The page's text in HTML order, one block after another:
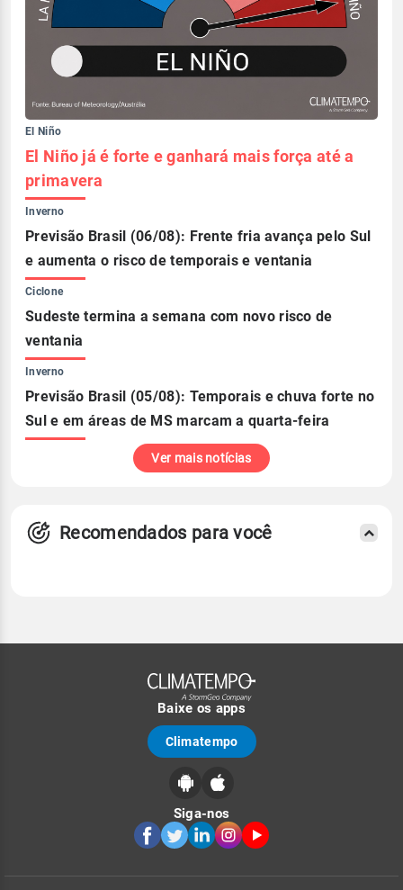
El Niño
El Niño já é forte e ganhará mais força até a
primavera
Inverno
Previsão Brasil (06/08): Frente fria avança pelo Sul
e aumenta o risco de temporais e ventania
Ciclone
Sudeste termina a semana com novo risco de
ventania
Inverno
Previsão Brasil (05/08): Temporais e chuva forte no
Sul e em áreas de MS marcam a quarta-feira
Ver mais notícias
Recomendados para você
Baixe os apps
Climatempo
Siga-nos